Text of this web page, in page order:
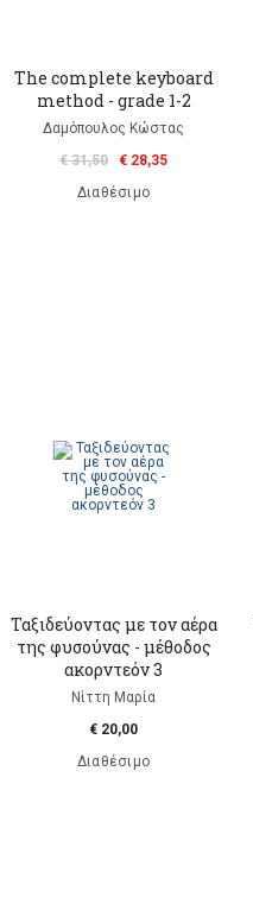
The complete keyboard
method - grade 1-2
Δαμόπουλος Κώστας
€ 31,50
€ 28,35
Διαθέσιμο
Ταξιδεύοντας με τον αέρα
της φυσούνας - μέθοδος
ακορντεόν 3
Νίττη Μαρία
€ 20,00
Διαθέσιμο